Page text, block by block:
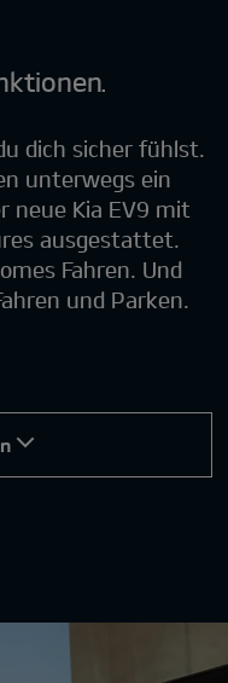
dich sicher fühlst.
unterwegs ein
neue Kia EV9 mit
ausgestattet.
Fahren. Und
und Parken.